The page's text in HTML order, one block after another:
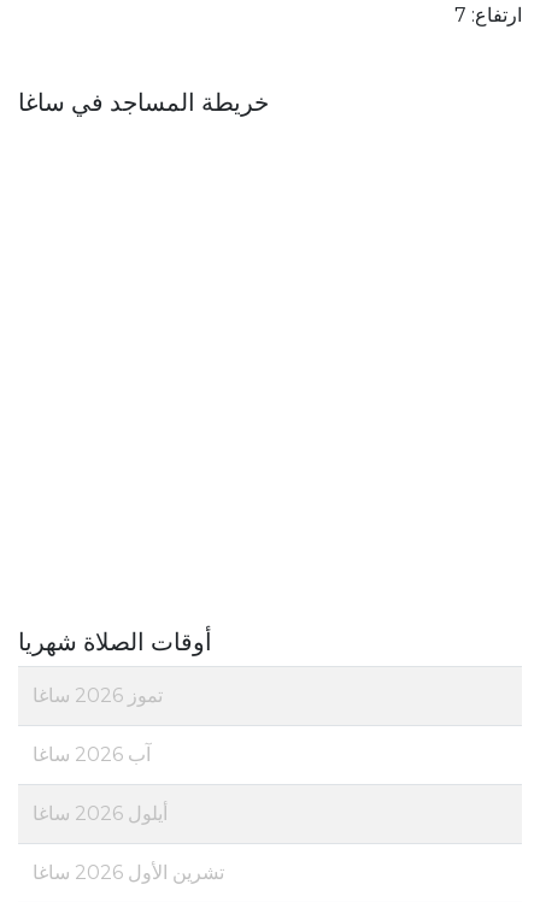
ارتفاع: 7
خريطة المساجد في ساغا
أوقات الصلاة شهريا
تموز 2026 ساغا
آب 2026 ساغا
أيلول 2026 ساغا
تشرين الأول 2026 ساغا